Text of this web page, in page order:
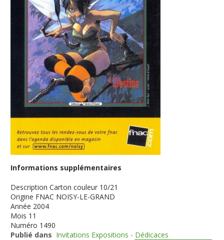
Informations supplémentaires
Description Carton couleur 10/21
Origine FNAC NOISY-LE-GRAND
Année 2004
Mois 11
Numéro 1490
Publié dans Invitations Expositions - Dédicaces